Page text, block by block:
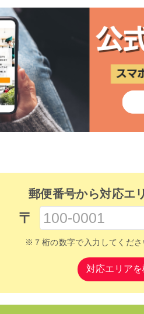
郵便番号から対応エ
〒
※７桁の数字で入力してくださ
対応エリアを